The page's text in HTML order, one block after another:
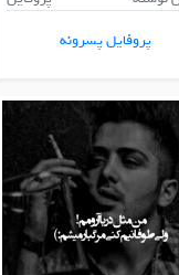
پروفایل پسرونه